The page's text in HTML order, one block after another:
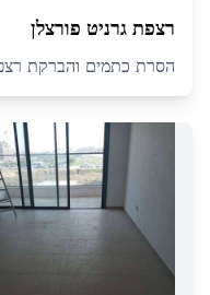
רצפת גרניט פורצלן
הסרת כתמים והברקת